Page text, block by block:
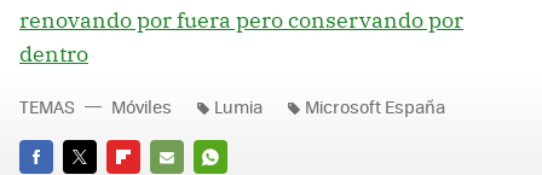
renovando por fuera pero conservando por
dentro
TEMAS Móviles Lumia Microsoft España